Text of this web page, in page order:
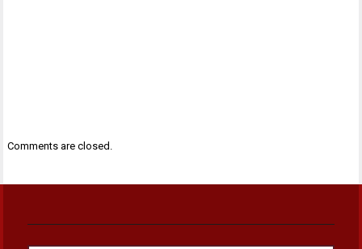
Comments are closed.